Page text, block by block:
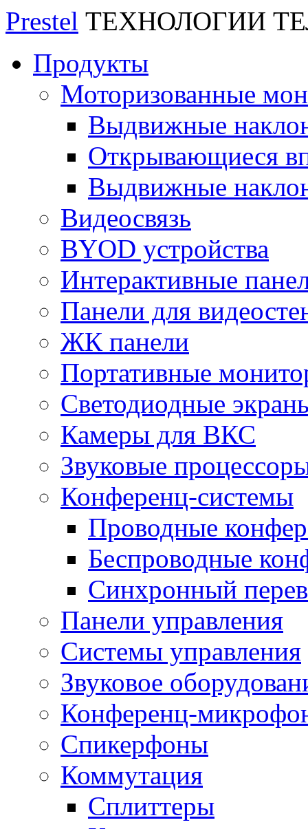
Prestel ТЕХНОЛОГИИ
Продукты
Моторизованные
Выдвижные
Открывающиеся
Выдвижные
Видеосвязь
BYOD устройства
Интерактивные
Панели для
ЖК панели
Портативные
Светодиодные
Камеры для ВКС
Звуковые
Конференц-системы
Проводные
Беспроводные
Синхронный
Панели управления
Системы управления
Звуковое
Конференц-
Спикерфоны
Коммутация
Сплиттеры